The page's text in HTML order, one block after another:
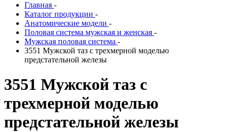
Главная -
Каталог продукции -
Анатомические модели -
Половая система мужская и женская -
Мужская половая система -
3551 Мужской таз с трехмерной моделью
предстательной железы
3551 Мужской таз с
трехмерной моделью
предстательной железы